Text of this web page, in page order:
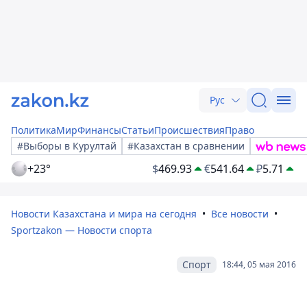
Рус
ПолитикаМирФинансыСтатьиПроисшествияПраво
#Выборы в Курултай
#Казахстан в сравнении
+23° $469.93 €541.64 ₽5.71
Новости Казахстана и мира на сегодня
Все новости
Sportzakon — Новости спорта
18:44, 05 мая 2016
Спорт